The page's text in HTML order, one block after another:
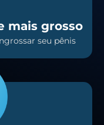
mais grosso
seu pênis